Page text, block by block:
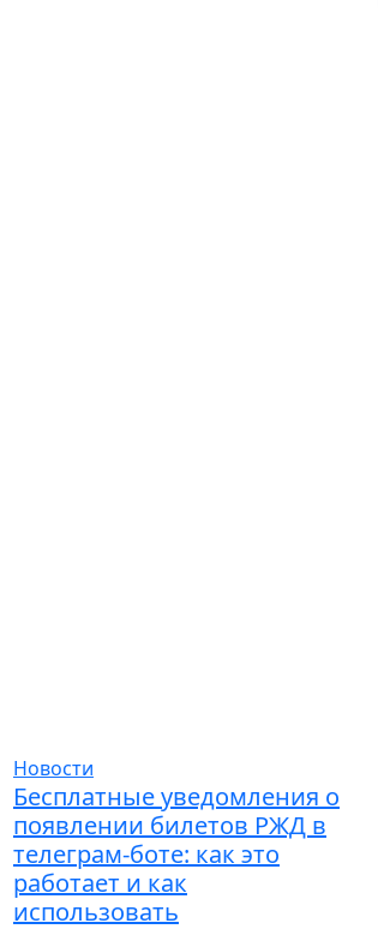
Новости
Бесплатные уведомления о
появлении билетов РЖД в
телеграм-боте: как это
работает и как
использовать